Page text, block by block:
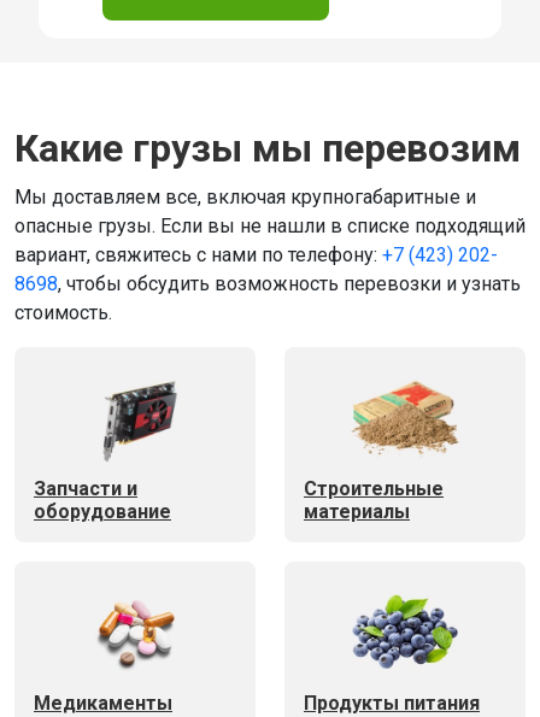
Какие грузы мы перевозим
Мы доставляем все, включая крупногабаритные и
опасные грузы. Если вы не нашли в списке подходящий
вариант, свяжитесь с нами по телефону: +7 (423) 202-
8698, чтобы обсудить возможность перевозки и узнать
стоимость.
Запчасти и
оборудование
Строительные
материалы
Медикаменты Продукты питания